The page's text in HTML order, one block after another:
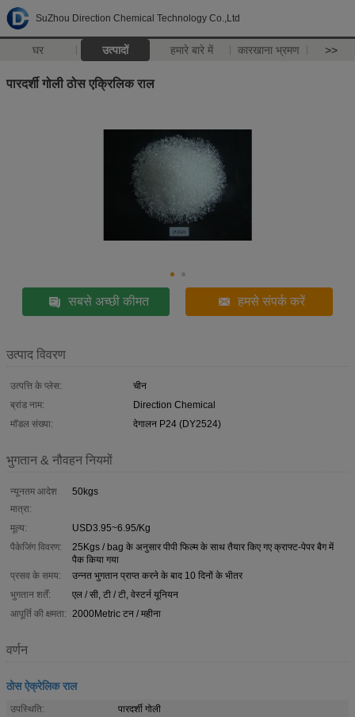
SuZhou Direction Chemical Technology Co.,Ltd
घर उत्पादों हमारे बारे में कारखाना भ्रमण >>
पारदर्शी गोली ठोस एक्रिलिक राल
सबसे अच्छी कीमत हमसे संपर्क करें
उत्पाद विवरण
उत्पत्ति के प्लेस:
चीन
ब्रांड नाम:
Direction Chemical
मॉडल संख्या:
देगालन P24 (DY2524)
भुगतान & नौवहन नियमों
न्यूनतम आदेश
मात्रा:
50kgs
मूल्य:
USD3.95~6.95/Kg
पैकेजिंग विवरण:
25Kgs / bag के अनुसार पीपी फिल्म के साथ तैयार किए गए क्राफ्ट-पेपर बैग में
पैक किया गया
प्रसव के समय:
उन्नत भुगतान प्राप्त करने के बाद 10 दिनों के भीतर
भुगतान शर्तें:
एल / सी, टी / टी, वेस्टर्न यूनियन
आपूर्ति की क्षमता: 2000Metric टन / महीना
वर्णन
ठोस ऐक्रेलिक राल
उपस्थिति:
पारदर्शी गोली